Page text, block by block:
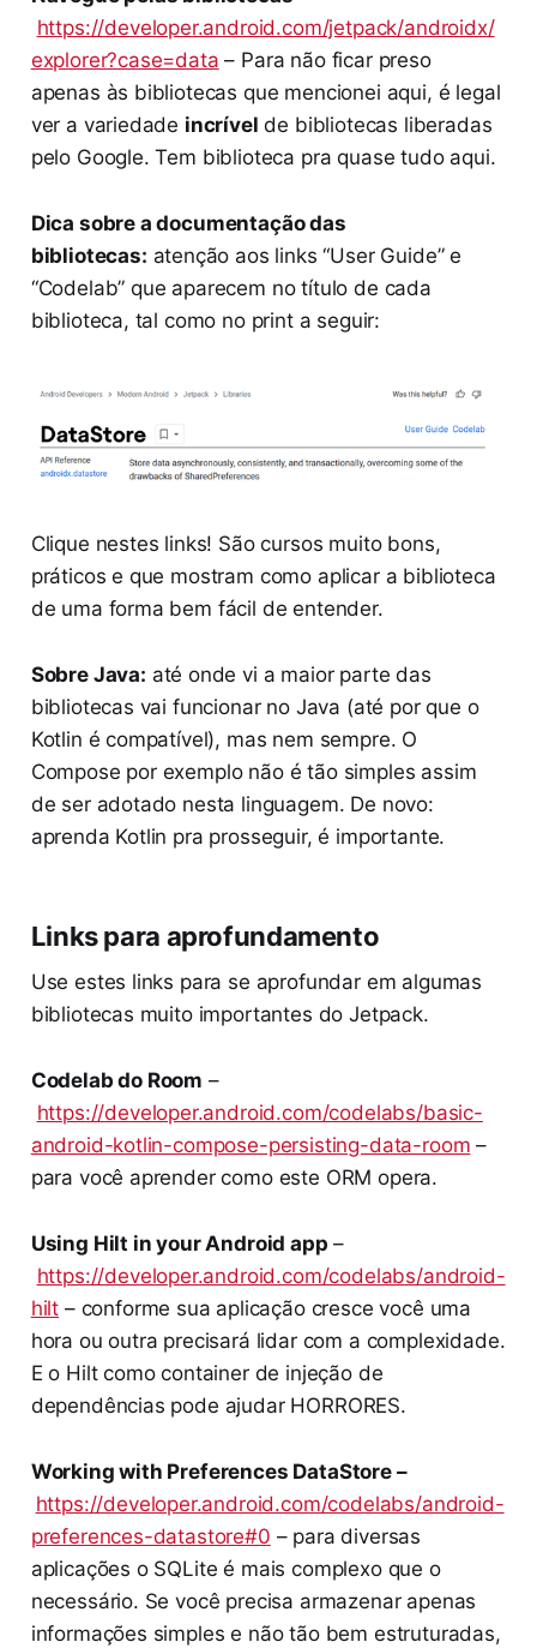
https://developer.android.com/jetpack/androidx/
explorer?case=data – Para não ficar preso
apenas às bibliotecas que mencionei aqui, é legal
ver a variedade incrível de bibliotecas liberadas
pelo Google. Tem biblioteca pra quase tudo aqui.
Dica sobre a documentação das
bibliotecas: atenção aos links “User Guide” e
“Codelab” que aparecem no título de cada
biblioteca, tal como no print a seguir:
Clique nestes links! São cursos muito bons,
práticos e que mostram como aplicar a biblioteca
de uma forma bem fácil de entender.
Sobre Java: até onde vi a maior parte das
bibliotecas vai funcionar no Java (até por que o
Kotlin é compatível), mas nem sempre. O
Compose por exemplo não é tão simples assim
de ser adotado nesta linguagem. De novo:
aprenda Kotlin pra prosseguir, é importante.
Links para aprofundamento
Use estes links para se aprofundar em algumas
bibliotecas muito importantes do Jetpack.
Codelab do Room –
https://developer.android.com/codelabs/basic-
android-kotlin-compose-persisting-data-room –
para você aprender como este ORM opera.
Using Hilt in your Android app –
https://developer.android.com/codelabs/android-
hilt – conforme sua aplicação cresce você uma
hora ou outra precisará lidar com a complexidade.
E o Hilt como container de injeção de
dependências pode ajudar HORRORES.
Working with Preferences DataStore –
https://developer.android.com/codelabs/android-
preferences-datastore#0 – para diversas
aplicações o SQLite é mais complexo que o
necessário. Se você precisa armazenar apenas
informações simples e não tão bem estruturadas,